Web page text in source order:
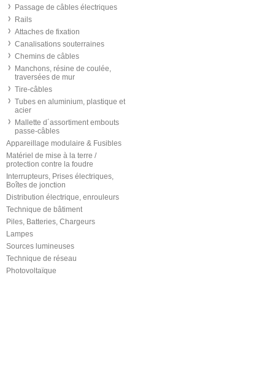
Passage de câbles électriques
Rails
Attaches de fixation
Canalisations souterraines
Chemins de câbles
Manchons, résine de coulée,
traversées de mur
Tire-câbles
Tubes en aluminium, plastique et
acier
Mallette d´assortiment embouts
passe-câbles
Appareillage modulaire & Fusibles
Matériel de mise à la terre /
protection contre la foudre
Interrupteurs, Prises électriques,
Boîtes de jonction
Distribution électrique, enrouleurs
Technique de bâtiment
Piles, Batteries, Chargeurs
Lampes
Sources lumineuses
Technique de réseau
Photovoltaïque